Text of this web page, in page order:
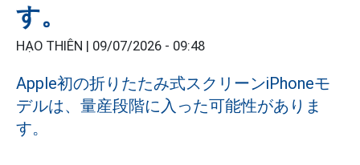
す。
HẠO THIÊN | 09/07/2026 - 09:48
Apple初の折りたたみ式スクリーンiPhoneモ
デルは、量産段階に入った可能性がありま
す。